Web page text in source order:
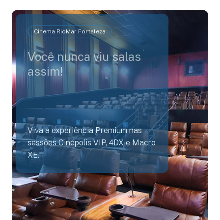
Cinema RioMar Fortaleza
Você nunca viu salas
assim!
Viva a experiência Premium nas
sessões Cinépolis VIP, 4DX e Macro
XE.